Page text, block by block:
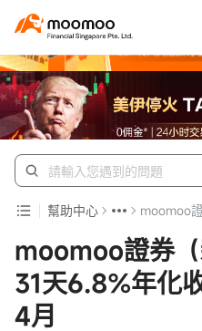
幫助中心
moomoo證券
31天6.8%年化
4月